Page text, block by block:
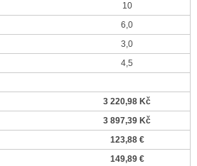
10
6,0
3,0
4,5
3 220,98 Kč
3 897,39 Kč
123,88 €
149,89 €